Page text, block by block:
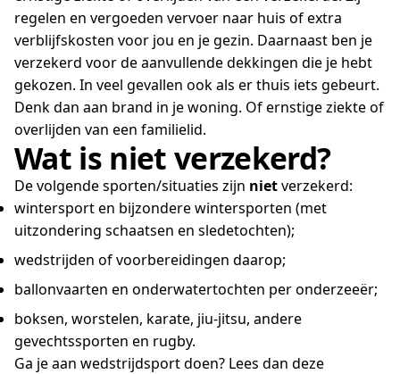
regelen en vergoeden vervoer naar huis of extra
verblijfskosten voor jou en je gezin. Daarnaast ben je
verzekerd voor de aanvullende dekkingen die je hebt
gekozen. In veel gevallen ook als er thuis iets gebeurt.
Denk dan aan brand in je woning. Of ernstige ziekte of
overlijden van een familielid.
Wat is niet verzekerd?
De volgende sporten/situaties zijn nietverzekerd:
wintersport en bijzondere wintersporten (met
uitzondering schaatsen en sledetochten);
wedstrijden of voorbereidingen daarop;
ballonvaarten en onderwatertochten per onderzeeër;
boksen, worstelen, karate, jiu-jitsu, andere
gevechtssporten en rugby.
Ga je aan wedstrijdsport doen? Lees dan deze